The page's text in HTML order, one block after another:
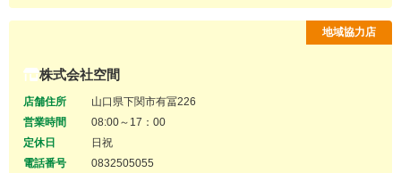
株式会社空間
店舗住所
山口県下関市有冨226
営業時間
08:00～17：00
定休日
日祝
電話番号
0832505055
地域協力店